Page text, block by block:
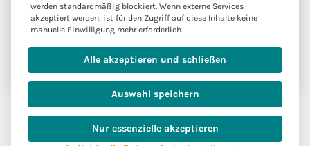
kontinuierlich weiterentwickeln. Kunden
profitieren dadurch von einer optimierten
Customer Experience sowie kurzer Time-to-
werden standardmäßig blockiert. Wenn externe Services
akzeptiert werden, ist für den Zugriff auf diese Inhalte keine
manuelle Einwilligung mehr erforderlich.
Alle akzeptieren und schließen
Auswahl speichern
Nur essenzielle akzeptieren